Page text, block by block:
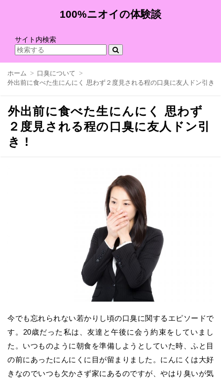
100%ニオイの体験談
サイト内検索
ホーム
口臭について
外出前に食べた生にんにく 思わず２度見される程の口臭に友人ドン引き !
外出前に食べた生にんにく 思わず
２度見される程の口臭に友人ドン引
き !
今でも忘れられない若かりし頃の口臭に関するエピソードで
す。20歳だった私は、友達と午後に会う約束をしていまし
た。いつものように朝食を準備しようとしていた時、ふと目
の前にあったにんにくに目が留まりました。にんにくは大好
きなのでいつも欠かさず家にあるのですが、やはり臭いが気